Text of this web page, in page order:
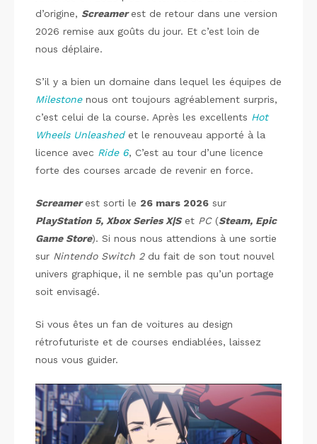
d’origine, Screamerest de retour dans une version
2026 remise aux goûts du jour. Et c’est loin de
nous déplaire.
S’il y a bien un domaine dans lequel les équipes de
Milestonenous ont toujours agréablement surpris,
c’est celui de la course. Après les excellents Hot
Wheels Unleashedet le renouveau apporté à la
licence avec Ride 6, C’est au tour d’une licence
forte des courses arcade de revenir en force.
Screamerest sorti le 26 mars 2026 sur
PlayStation 5, Xbox Series X|S et PC(Steam, Epic
Game Store). Si nous nous attendions à une sortie
sur Nintendo Switch 2du fait de son tout nouvel
univers graphique, il ne semble pas qu’un portage
soit envisagé.
Si vous êtes un fan de voitures au design
rétrofuturiste et de courses endiablées, laissez
nous vous guider.